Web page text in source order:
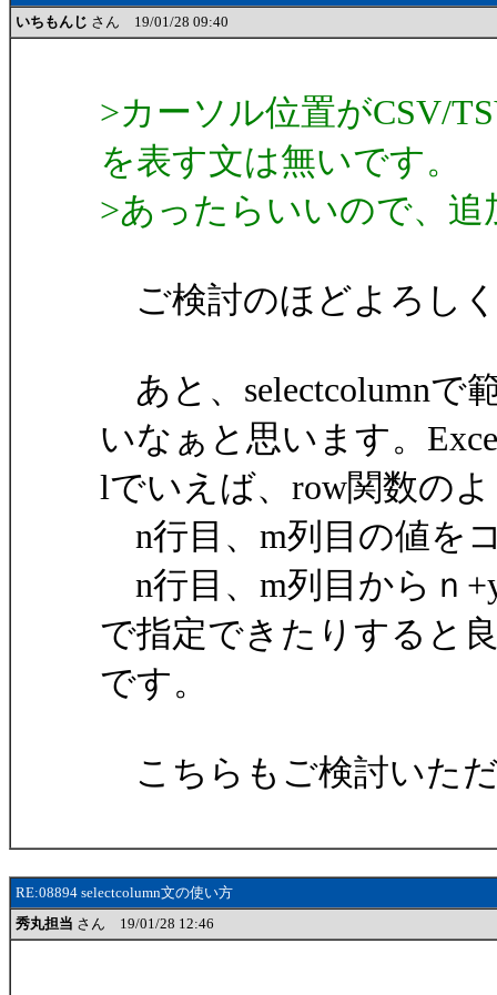
いちもんじ さん 19/01/28 09:40
>カーソル位置がCSV/
を表す文は無いです。
>あったらいいので、
ご検討のほどよろし
あと、selectcolumnで
いなぁと思います。Exce
lでいえば、row関数の
n行目、m列目の値を
n行目、m列目からｎ
で指定できたりすると
です。
こちらもご検討いた
RE:08894 selectcolumn文の使い方
秀丸担当 さん 19/01/28 12:46